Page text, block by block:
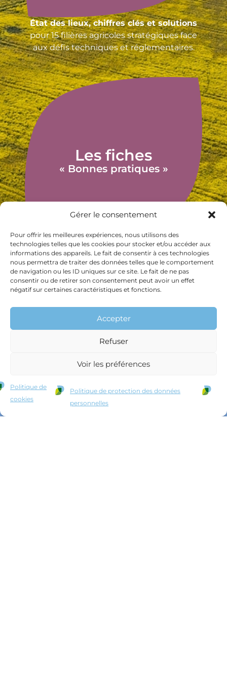
Gérer le consentement
Pour offrir les meilleures expériences, nous utilisons des
technologies telles que les cookies pour stocker et/ou accéder aux
informations des appareils. Le fait de consentir à ces technologies
nous permettra de traiter des données telles que le comportement
de navigation ou les ID uniques sur ce site. Le fait de ne pas
consentir ou de retirer son consentement peut avoir un effet
négatif sur certaines caractéristiques et fonctions.
Accepter
Refuser
Voir les préférences
Politique de
cookies
Politique de protection des données
personnelles
État des lieux, chiffres clés et solutions
pour 15 filières agricoles stratégiques face
aux défis techniques et réglementaires.
Les fiches
« Bonnes pratiques »
Hygiène, sécurité, machinisme,
stockage, environnement: les
bonnes pratiques à adopter tout au
long de la chaîne.
Comprendre